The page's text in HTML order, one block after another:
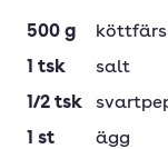
500 g
köttfärs
1 tsk
salt
1/2 tsk
1 st
ägg